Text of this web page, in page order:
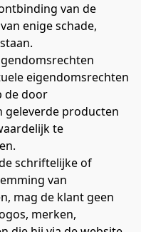
van de
enige schade,
eigendomsrechten
de door
geleverde producten
te
schriftelijke of
van
mag de klant geen
merken,